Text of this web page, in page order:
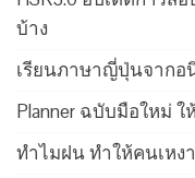
บ้าง
เรียนภาษาญี่ปุ่นจากอ
Planner ฉบับมือใหม่
ทำไมฝน ทำให้คนเหงา